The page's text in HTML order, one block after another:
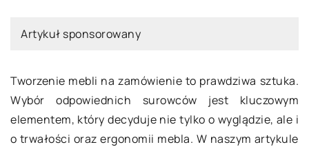
Artykuł sponsorowany
Tworzenie mebli na zamówienie to prawdziwa sztuka.
Wybór odpowiednich surowców jest kluczowym
elementem, który decyduje nie tylko o wyglądzie, ale i
o trwałości oraz ergonomii mebla. W naszym artykule